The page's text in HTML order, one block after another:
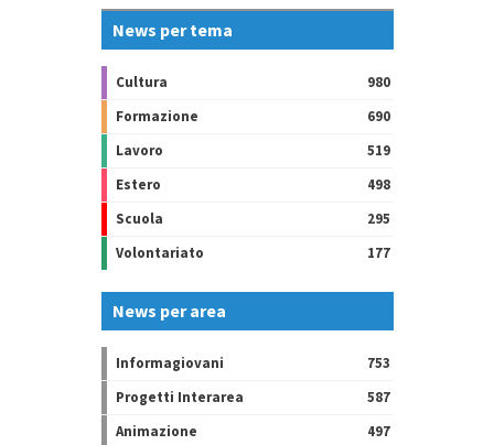
News per tema
Cultura
980
Formazione
690
Lavoro
519
Estero
498
Scuola
295
Volontariato
177
News per area
Informagiovani
753
Progetti Interarea
587
Animazione
497